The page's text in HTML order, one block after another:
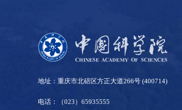
地址：重庆市北碚区方正大道266号 (400714)
电话：（023）65935555